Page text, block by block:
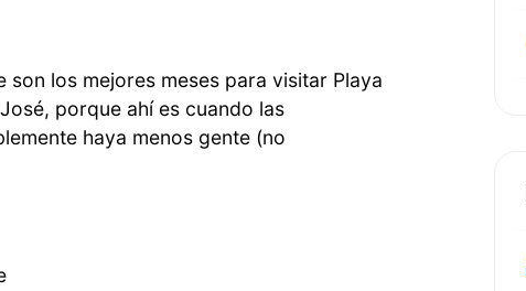
los mejores meses para visitar Playa
porque ahí es cuando las
haya menos gente (no